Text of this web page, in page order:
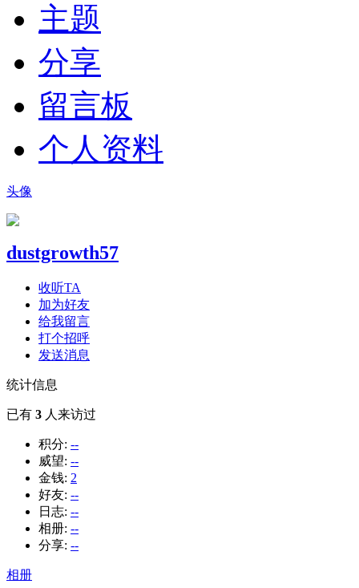
主题
分享
留言板
个人资料
头像
dustgrowth57
收听TA
加为好友
给我留言
打个招呼
发送消息
统计信息
已有 3 人来访过
积分: --
威望: --
金钱: 2
好友: --
日志: --
相册: --
分享: --
相册